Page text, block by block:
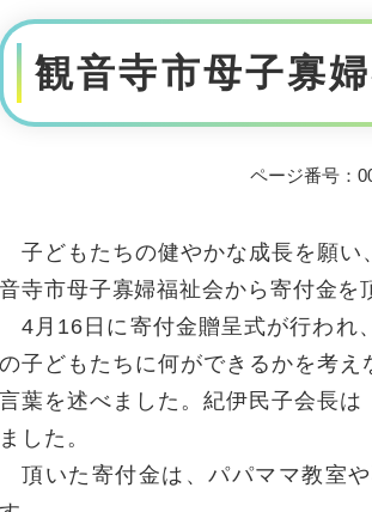
本
文
観音寺市母子寡
ページ番号：
子どもたちの健やかな成長を願い
音寺市母子寡婦福祉会から寄付金を
4月16日に寄付金贈呈式が行われ
の子どもたちに何ができるかを考
言葉を述べました。紀伊民子会長
ました。
頂いた寄付金は、パパママ教室